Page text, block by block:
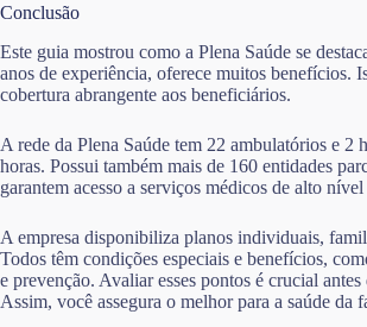
Conclusão
Este guia mostrou como a Plena Saúde se
anos de experiência, oferece muitos benefícios.
cobertura abrangente aos beneficiários.
A rede da Plena Saúde tem 22 ambulatórios e 2
horas. Possui também mais de 160 entidades
garantem acesso a serviços médicos de alto
A empresa disponibiliza planos individuais,
Todos têm condições especiais e benefícios,
e prevenção. Avaliar esses pontos é crucial
Assim, você assegura o melhor para a saúde da